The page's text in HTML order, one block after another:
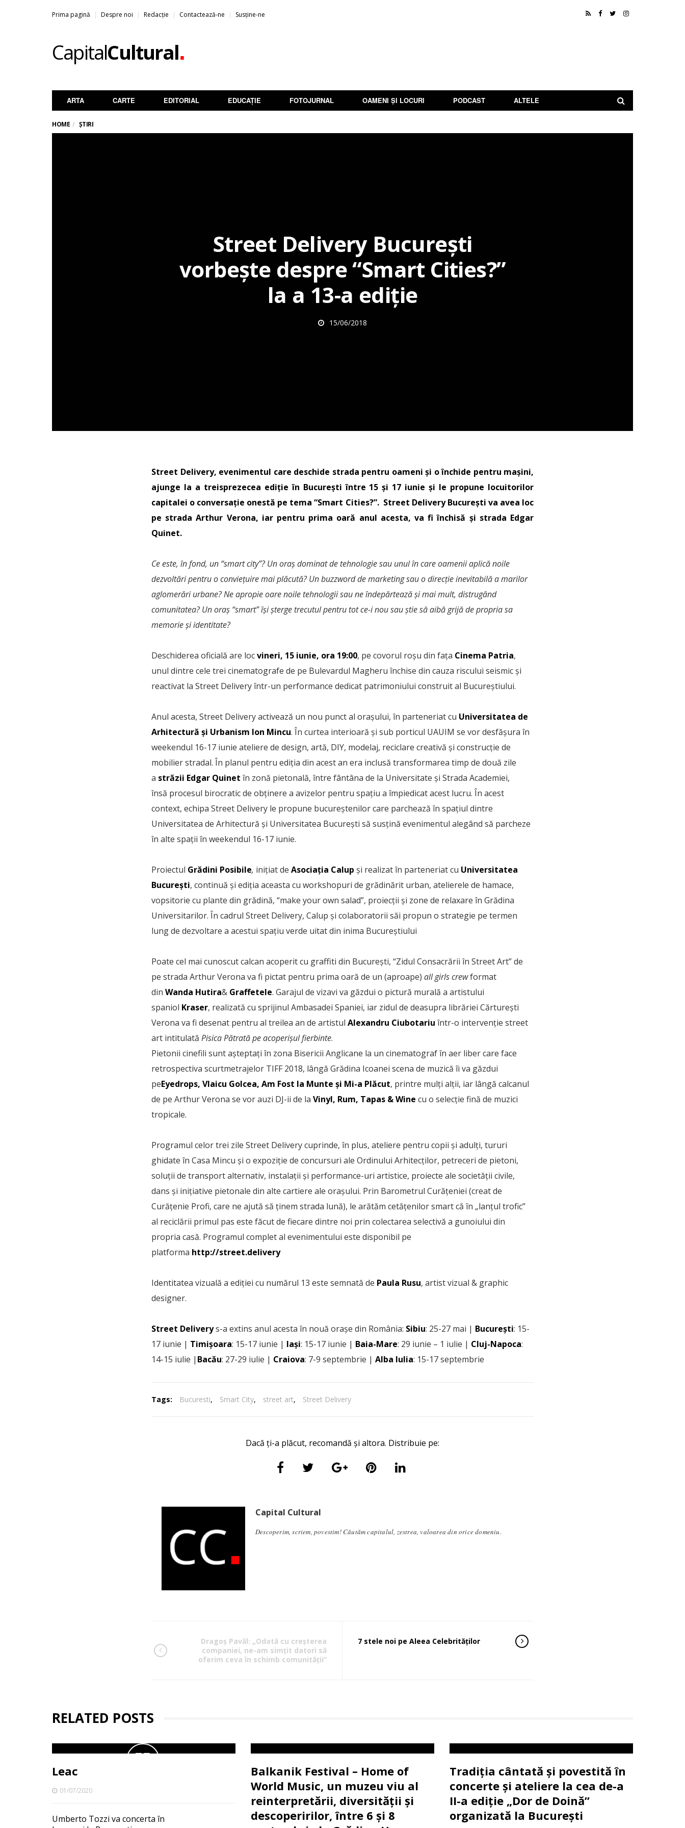
Prima pagină Despre noi Redacție Contactează-ne Susține-ne
CapitalCultural.
ARTA CARTE EDITORIAL EDUCAȚIE FOTOJURNAL OAMENI ȘI LOCURI PODCAST ALTELE
HOME ȘTIRI
Street Delivery București
vorbește despre “Smart Cities?”
la a 13-a ediție
15/06/2018
Street Delivery, evenimentul care deschide strada pentru oameni și o închide pentru mașini,
ajunge la a treisprezecea ediție în București între 15 și 17 iunie și le propune locuitorilor
capitalei o conversație onestă pe tema “Smart Cities?”. Street Delivery București va avea loc
pe strada Arthur Verona, iar pentru prima oară anul acesta, va fi închisă și strada Edgar
Quinet.
Ce este, în fond, un “smart city”? Un oraș dominat de tehnologie sau unul în care oamenii aplică noile
dezvoltări pentru o conviețuire mai plăcută? Un buzzword de marketing sau o direcție inevitabilă a marilor
aglomerări urbane? Ne apropie oare noile tehnologii sau ne îndepărtează și mai mult, distrugând
comunitatea? Un oraș “smart” își șterge trecutul pentru tot ce-i nou sau știe să aibă grijă de propria sa
memorie și identitate?
Deschiderea oficială are locvineri, 15 iunie, ora 19:00, pe covorul roșu din fața Cinema Patria,
unul dintre cele trei cinematografe de pe Bulevardul Magheru închise din cauza riscului seismic și
reactivat la Street Delivery într-un performance dedicat patrimoniului construit al Bucureștiului.
Anul acesta, Street Delivery activează un nou punct al orașului, în parteneriat cu Universitatea de
Arhitectură și Urbanism Ion Mincu. În curtea interioară și sub porticul UAUIM se vor desfășura în
weekendul 16-17 iunie ateliere de design, artă, DIY, modelaj, reciclare creativă și construcție de
mobilier stradal. În planul pentru ediția din acest an era inclusă transformarea timp de două zile
a străzii Edgar Quinet în zonă pietonală, între fântâna de la Universitate și Strada Academiei,
însă procesul birocratic de obținere a avizelor pentru spațiu a împiedicat acest lucru. În acest
context, echipa Street Delivery le propune bucureștenilor care parchează în spațiul dintre
Universitatea de Arhitectură și Universitatea București să susțină evenimentul alegând să parcheze
în alte spații în weekendul 16-17 iunie.
Proiectul Grădini Posibile, inițiat de Asociația Calup și realizat în parteneriat cu Universitatea
București, continuă și ediția aceasta cu workshopuri de grădinărit urban, atelierele de hamace,
vopsitorie cu plante din grădină, “make your own salad”, proiecții și zone de relaxare în Grădina
Universitarilor. În cadrul Street Delivery, Calup și colaboratorii săi propun o strategie pe termen
lung de dezvoltare a acestui spațiu verde uitat din inima Bucureștiului
Poate cel mai cunoscut calcan acoperit cu graffiti din București, “Zidul Consacrării în Street Art” de
pe strada Arthur Verona va fi pictat pentru prima oară de un (aproape) all girls crewformat
din Wanda Hutira& Graffetele. Garajul de vizavi va găzdui o pictură murală a artistului
spaniol Kraser, realizată cu sprijinul Ambasadei Spaniei, iar zidul de deasupra librăriei Cărturești
Verona va fi desenat pentru al treilea an de artistul Alexandru Ciubotariu într-o intervenție street
art intitulată Pisica Pătrată pe acoperișul fierbinte.
Pietonii cinefili sunt așteptați în zona Bisericii Anglicane la un cinematograf în aer liber care face
retrospectiva scurtmetrajelor TIFF 2018, lângă Grădina Icoanei scena de muzică îi va găzdui
peEyedrops, Vlaicu Golcea, Am Fost la Munte și Mi-a Plăcut, printre mulți alții, iar lângă calcanul
de pe Arthur Verona se vor auzi DJ-ii de la Vinyl, Rum, Tapas & Wine cu o selecție fină de muzici
tropicale.
Programul celor trei zile Street Delivery cuprinde, în plus, ateliere pentru copii și adulți, tururi
ghidate în Casa Mincu și o expoziție de concursuri ale Ordinului Arhitecților, petreceri de pietoni,
soluții de transport alternativ, instalații și performance-uri artistice, proiecte ale societății civile,
dans și inițiative pietonale din alte cartiere ale orașului. Prin Barometrul Curățeniei (creat de
Curățenie Profi, care ne ajută să ținem strada lună), le arătăm cetățenilor smart că în „lanțul trofic”
al reciclării primul pas este făcut de fiecare dintre noi prin colectarea selectivă a gunoiului din
propria casă. Programul complet al evenimentului este disponibil pe
platforma http://street.delivery
Identitatea vizuală a ediției cu numărul 13 este semnată de Paula Rusu, artist vizual & graphic
designer.
Street Deliverys-a extins anul acesta în nouă orașe din România: Sibiu: 25-27 mai | București: 15-
17 iunie | Timișoara: 15-17 iunie | Iași: 15-17 iunie | Baia-Mare: 29 iunie – 1 iulie | Cluj-Napoca:
14-15 iulie | Bacău: 27-29 iulie | Craiova: 7-9 septembrie | Alba Iulia: 15-17 septembrie
Tags: Bucuresti, Smart City, street art, Street Delivery
Dacă ți-a plăcut, recomandă și altora. Distribuie pe:
Capital Cultural
Descoperim, scriem, povestim! Căutăm capitalul, zestrea, valoarea din orice domeniu.
Dragoș Pavăl: „Odată cu creșterea
companiei, ne-am simțit datori să
oferim ceva în schimb comunității”
7 stele noi pe Aleea Celebrităților
RELATED POSTS
Leac
01/07/2020
Umberto Tozzi va concerta în
Balkanik Festival – Home of
World Music, un muzeu viu al
reinterpretării, diversității și
descoperirilor, între 6 și 8
Tradiția cântată și povestită în
concerte și ateliere la cea de-a
II-a ediție „Dor de Doină”
organizată la București